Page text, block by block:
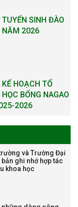
SINH ĐÀO
NĂM 2026
HOẠCH TỔ
BỔNG NAGAO
2026
LỄ KỶ NIỆM 40
VÀ PHÁT TRIỂN
VÀ ĐÓN
và Trường Đại
ghi nhớ hợp tác
khoa học